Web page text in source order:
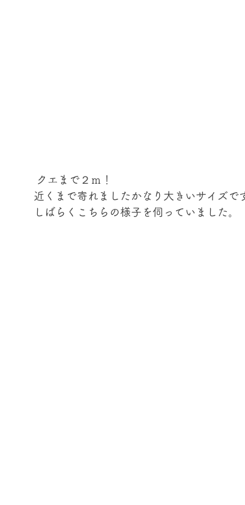
クエまで２ｍ！
近くまで寄れましたかなり大きいサイズで
しばらくこちらの様子を伺っていました。